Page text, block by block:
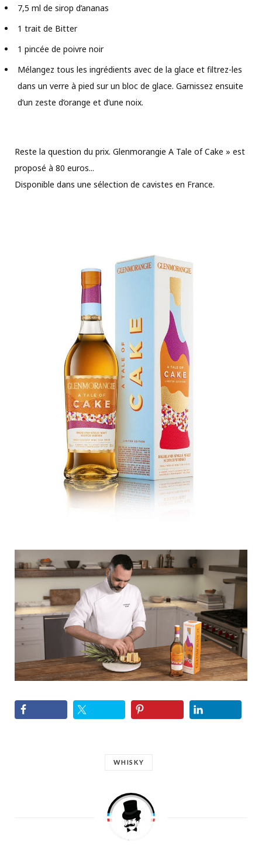
7,5 ml de sirop d’ananas
1 trait de Bitter
1 pincée de poivre noir
Mélangez tous les ingrédients avec de la glace et filtrez-les
dans un verre à pied sur un bloc de glace. Garnissez ensuite
d’un zeste d’orange et d’une noix.
Reste la question du prix. Glenmorangie A Tale of Cake » est
proposé à 80 euros...
Disponible dans une sélection de cavistes en France.
WHISKY